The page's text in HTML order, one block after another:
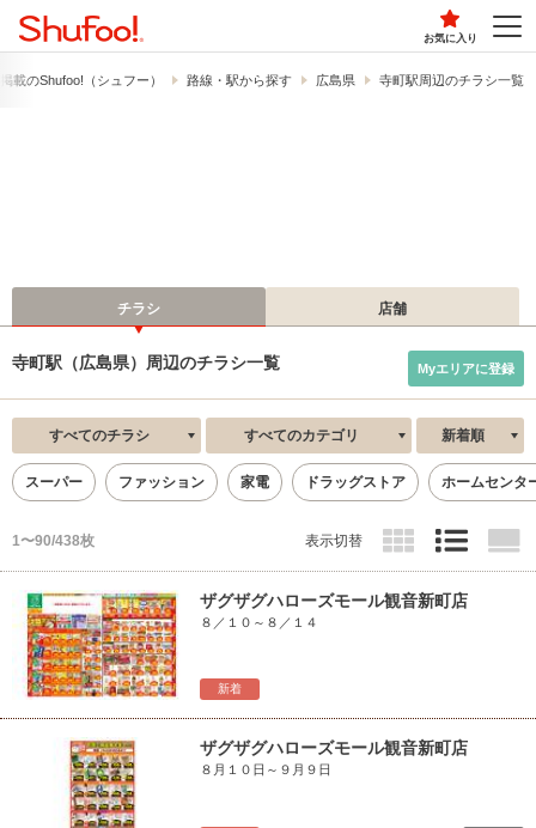
お気に入り
載の​Shufoo!​（シュフー） 路線・駅から探す 広島県 寺町駅周辺のチラシ一覧
チラシ 店舗
寺町駅（広島県）周辺のチラシ一覧 Myエリアに登録
すべてのチラシ すべてのカテゴリ 新着順
スーパー ファッション 家電 ドラッグストア ホームセンタ
1〜90/438枚 表示切替
新着
ザグザグハローズモール観音新町店
８／１０～８／１４
ザグザグハローズモール観音新町店
８月１０日～９月９日